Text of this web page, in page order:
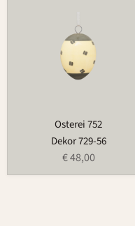
Osterei 752
Dekor 729-56
€ 48,00